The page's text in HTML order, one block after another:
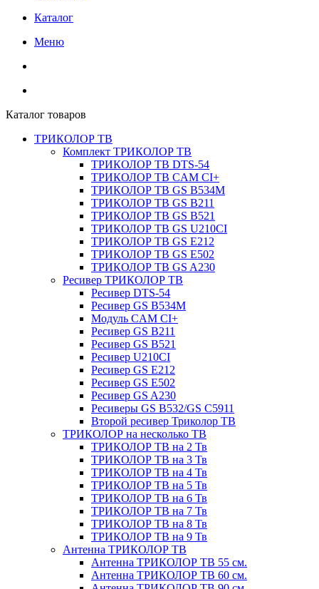
Каталог
Меню
Каталог товаров
ТРИКОЛОР ТВ
Комплект ТРИКОЛОР ТВ
ТРИКОЛОР ТВ DTS-54
ТРИКОЛОР ТВ CAM CI+
ТРИКОЛОР ТВ GS B534M
ТРИКОЛОР ТВ GS B211
ТРИКОЛОР ТВ GS B521
ТРИКОЛОР ТВ GS U210CI
ТРИКОЛОР ТВ GS E212
ТРИКОЛОР ТВ GS E502
ТРИКОЛОР ТВ GS A230
Ресивер ТРИКОЛОР ТВ
Ресивер DTS-54
Ресивер GS B534M
Модуль CAM CI+
Ресивер GS B211
Ресивер GS B521
Ресивер U210CI
Ресивер GS E212
Ресивер GS E502
Ресивер GS A230
Ресиверы GS B532/GS C5911
Второй ресивер Триколор ТВ
ТРИКОЛОР на несколько ТВ
ТРИКОЛОР ТВ на 2 Тв
ТРИКОЛОР ТВ на 3 Тв
ТРИКОЛОР ТВ на 4 Тв
ТРИКОЛОР ТВ на 5 Тв
ТРИКОЛОР ТВ на 6 Тв
ТРИКОЛОР ТВ на 7 Тв
ТРИКОЛОР ТВ на 8 Тв
ТРИКОЛОР ТВ на 9 Тв
Антенна ТРИКОЛОР ТВ
Антенна ТРИКОЛОР ТВ 55 см.
Антенна ТРИКОЛОР ТВ 60 см.